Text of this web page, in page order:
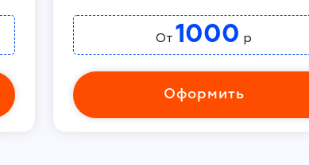
От 1000 р
Оформить